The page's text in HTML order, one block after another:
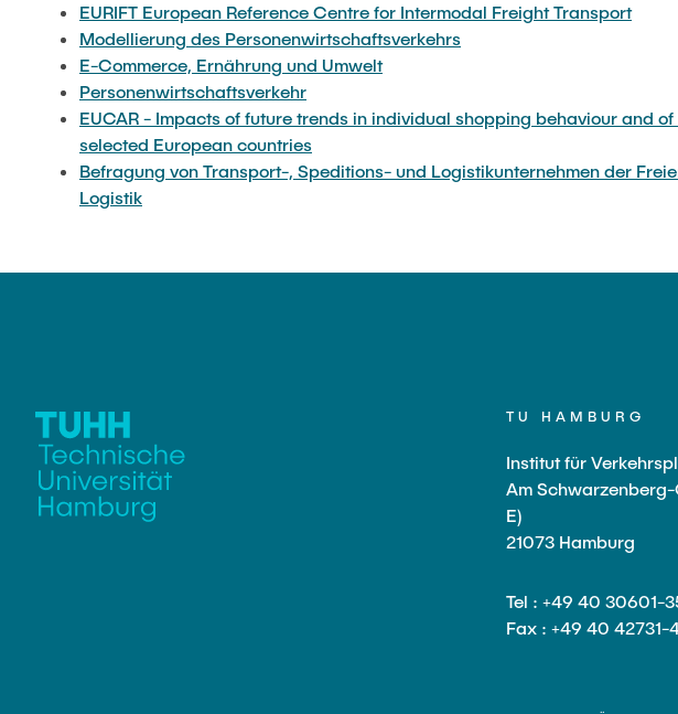
EURIFT European Reference Centre for Intermodal Freight Transport
Modellierung des Personenwirtschaftsverkehrs
E-Commerce, Ernährung und Umwelt
Personenwirtschaftsverkehr
EUCAR - Impacts of future trends in individual shopping behaviour and
selected European countries
Befragung von Transport-, Speditions- und Logistikunternehmen der
Logistik
TU HAMBURG
Institut für
Am
E)
21073 Hamburg
Tel : +49 40 30601-
Fax : +49 40 42731-